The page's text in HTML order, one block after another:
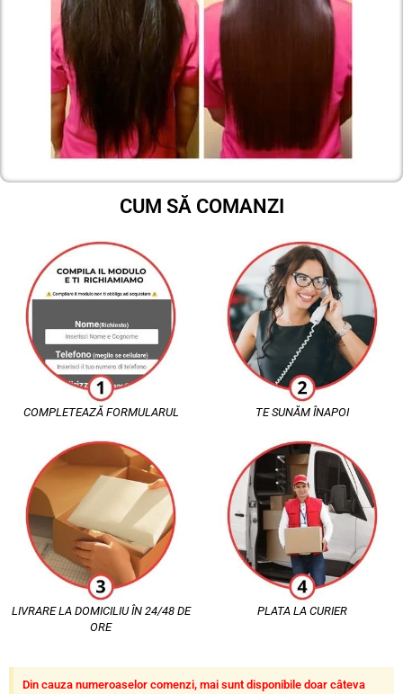
CUM SĂ COMANZI
COMPLETEAZĂ FORMULARUL TE SUNĂM ÎNAPOI
LIVRARE LA DOMICILIU ÎN 24/48 DE
ORE
PLATA LA CURIER
Din cauza numeroaselor comenzi, mai sunt disponibile doar câteva